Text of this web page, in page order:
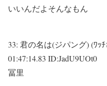
いいんだよそんなもん
33: 君の名は(ジパング) (ﾜｯ
01:47:14.83 ID:JadU9UOt0
冨里